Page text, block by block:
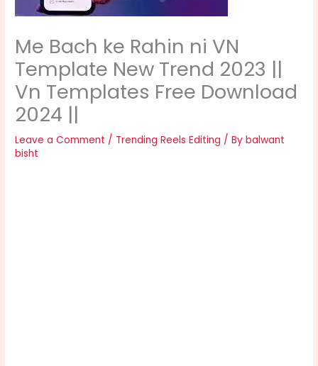
Me Bach ke Rahin ni VN
Template New Trend 2023 ||
Vn Templates Free Download
2024 ||
Leave a Comment / Trending Reels Editing / Bybalwant
bisht